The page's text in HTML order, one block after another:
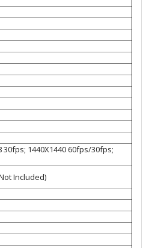
30fps; 1440X1440 60fps/30fps;
Included)